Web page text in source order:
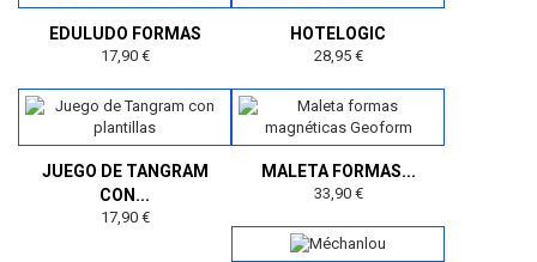
EDULUDO FORMAS
17,90 €
HOTELOGIC
28,95 €
JUEGO DE TANGRAM
CON...
17,90 €
MALETA FORMAS...
33,90 €